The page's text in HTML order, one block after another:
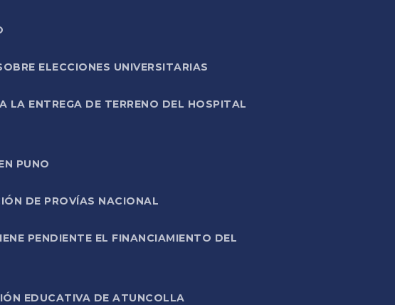
ELECCIONES UNIVERSITARIAS
LA ENTREGA DE TERRENO DEL HOSPITAL
PUNO
DE PROVÍAS NACIONAL
PENDIENTE EL FINANCIAMIENTO DEL
EDUCATIVA DE ATUNCOLLA